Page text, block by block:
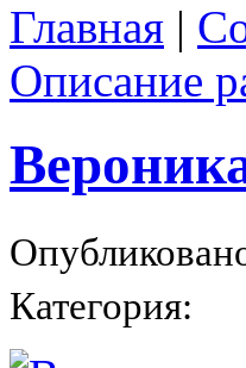
Главная |
Описание
Категория: